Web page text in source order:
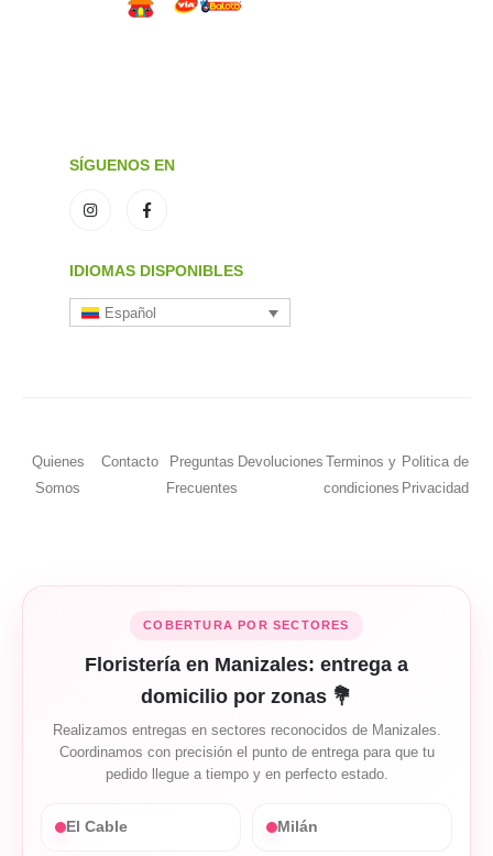
SÍGUENOS EN
IDIOMAS DISPONIBLES
Español
Quienes
Somos
Contacto
Preguntas
Frecuentes
Devoluciones Terminos y
condiciones
Politica de
Privacidad
COBERTURA POR SECTORES
Floristería en Manizales: entrega a
domicilio por zonas 💐
Realizamos entregas en sectores reconocidos de Manizales.
Coordinamos con precisión el punto de entrega para que tu
pedido llegue a tiempo y en perfecto estado.
El Cable Milán